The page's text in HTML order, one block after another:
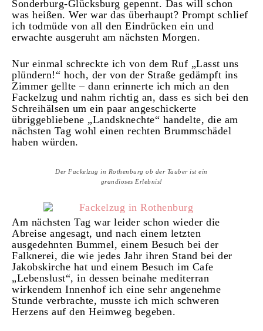
Sonderburg-Glücksburg gepennt. Das will schon
was heißen. Wer war das überhaupt? Prompt schlief
ich todmüde von all den Eindrücken ein und
erwachte ausgeruht am nächsten Morgen.
Nur einmal schreckte ich von dem Ruf „Lasst uns
plündern!“ hoch, der von der Straße gedämpft ins
Zimmer gellte – dann erinnerte ich mich an den
Fackelzug und nahm richtig an, dass es sich bei den
Schreihälsen um ein paar angeschickerte
übriggebliebene „Landsknechte“ handelte, die am
nächsten Tag wohl einen rechten Brummschädel
haben würden.
Der Fackelzug in Rothenburg ob der Tauber ist ein
grandioses Erlebnis!
Am nächsten Tag war leider schon wieder die
Abreise angesagt, und nach einem letzten
ausgedehnten Bummel, einem Besuch bei der
Falknerei, die wie jedes Jahr ihren Stand bei der
Jakobskirche hat und einem Besuch im Cafe
„Lebenslust“, in dessen beinahe mediterran
wirkendem Innenhof ich eine sehr angenehme
Stunde verbrachte, musste ich mich schweren
Herzens auf den Heimweg begeben.